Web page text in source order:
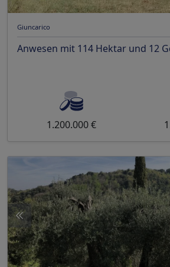
Giuncarico
Anwesen mit 114 Hektar und 12
1.200.000 €